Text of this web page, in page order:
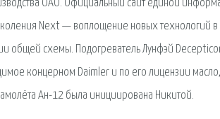
ОАО. Официальный сайт единой
Next — воплощение новых технологий в
общей схемы. Подогреватель Лунфэй
концерном Daimler и по его лицензии масло,
Ан-12 была инициирована Никитой.